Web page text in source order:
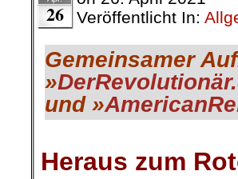
26
Veröffentlicht In:
Gemeinsamer
»
und »
Heraus zum